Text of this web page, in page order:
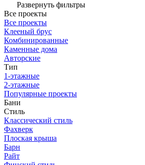
Развернуть фильтры
Все проекты
Все проекты
Клееный брус
Комбинированные
Каменные дома
Авторские
Тип
1-этажные
2-этажные
Популярные проекты
Бани
Стиль
Классический стиль
Фахверк
Плоская крыша
Барн
Райт